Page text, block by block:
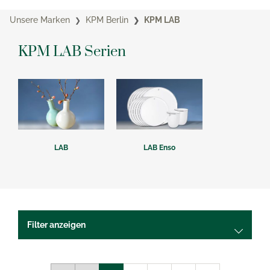
Unsere Marken KPM Berlin KPM LAB
KPM LAB Serien
LAB LAB Enso
Filter anzeigen